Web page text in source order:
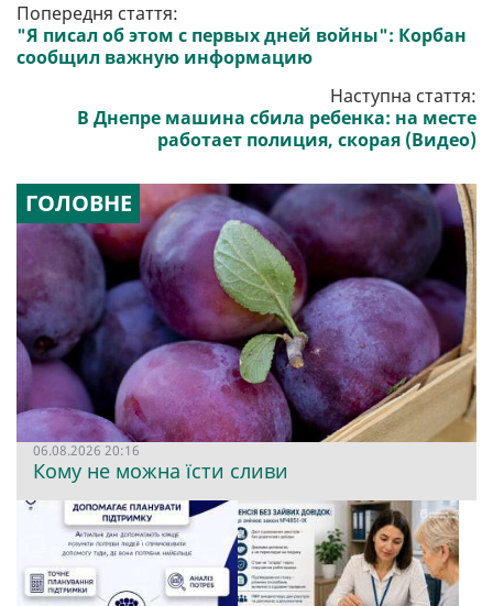
Попередня стаття:
"Я писал об этом с первых дней войны": Корбан
сообщил важную информацию
Наступна стаття:
В Днепре машина сбила ребенка: на месте
работает полиция, скорая (Видео)
ГОЛОВНЕ
06.08.2026 20:16
Кому не можна їсти сливи